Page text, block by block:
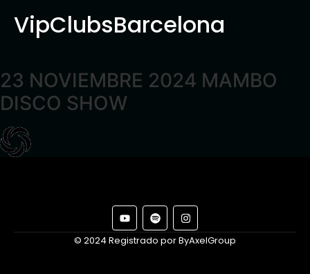
VipClubsBarcelona
23 NOVIEMBRE 2024 MAMBO
DISCO SHOW
© 2024 Registrado por ByAxelGroup